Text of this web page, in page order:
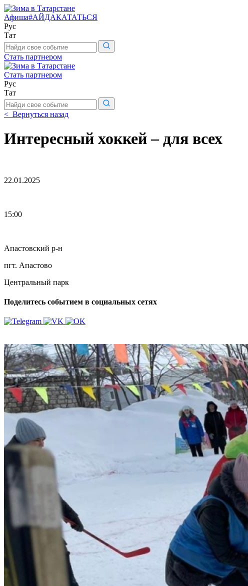
Афиша#АЙДАКАТАТЬСЯ
Рус
Тат
Поиск
по
сайту
Стать партнером
Стать партнером
Рус
Тат
Поиск
по
сайту
< Вернуться назад
Интересный хоккей – для всех
22.01.2025
15:00
Апастовский р-н
пгт. Апастово
Центральный парк
Поделитесь событием в социальных сетях